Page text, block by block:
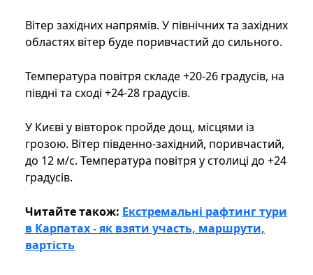
Вітер західних напрямів. У північних та західних
областях вітер буде поривчастий до сильного.
Температура повітря складе +20-26 градусів, на
півдні та сході +24-28 градусів.
У Києві у вівторок пройде дощ, місцями із
грозою. Вітер південно-західний, поривчастий,
до 12 м/с. Температура повітря у столиці до +24
градусів.
Читайте також: Екстремальні рафтинг тури
в Карпатах - як взяти участь, маршрути,
вартість